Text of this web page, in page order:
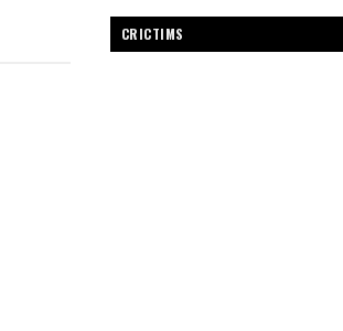
CRICTIMS